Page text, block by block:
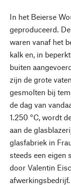
In het Beierse
geproduceerd.
waren vanaf het
kalk en, in
buiten
zijn de grote
gesmolten bij
de dag van
1.250 °C, wordt
aan de
glasfabriek in
steeds een eigen
door Valentin